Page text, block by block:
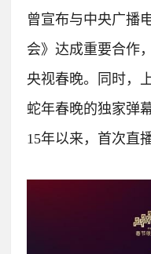
曾宣布与中央广播
会》达成重要合作
央视春晚。
同时，
蛇年春晚的独家弹
15年以来，首次直